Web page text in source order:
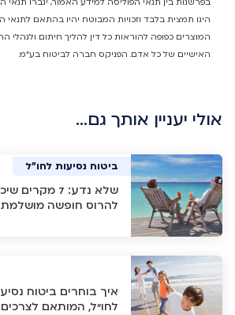
הינו תמצית בלבד וזכויות המבוטח יהיו בהתאם לתנאי
המוצרים כפופה להוראות כל דין להליך חיתום ולנהלי
האישיים של כל אדם. הפניקס חברה לביטוח בע"מ.
אולי יעניין אותך גם…
ביטוח נסיעות לחו"ל
שלא נדע: 7 מקרים
להרוס חופשה מושלמת
ביטוח נסיעות לחו"ל
איך בוחרים ביטוח
לחו"ל, המותאם
ביטוח נסיעות לחו"ל
ביטוח נסיעות לחו"ל